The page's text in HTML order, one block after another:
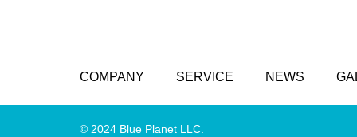
COMPANY SERVICE NEWS
© 2024 Blue Planet LLC.